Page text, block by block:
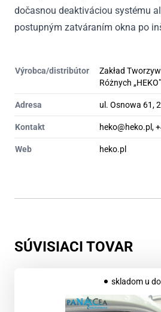
dočasnou deaktiváciou systému
postupným zatváraním okna po
Výrobca/distribútor
Zakład
Różnych „HEKO"
Adresa ul. Osnowa 61,
Kontakt heko@heko.pl,
Web heko.pl
SÚVISIACI TOVAR
skladom u